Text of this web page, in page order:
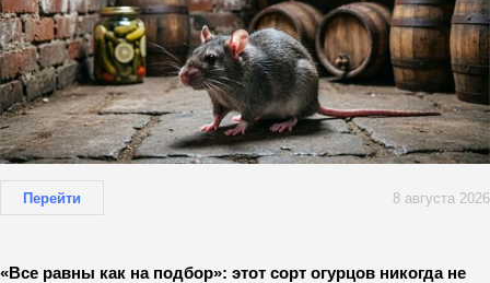
Перейти 8 августа 2026
«Все равны как на подбор»: этот сорт огурцов никогда не